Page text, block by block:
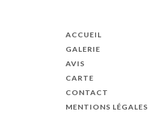
ACCUEIL
GALERIE
AVIS
CARTE
CONTACT
MENTIONS LÉGALES